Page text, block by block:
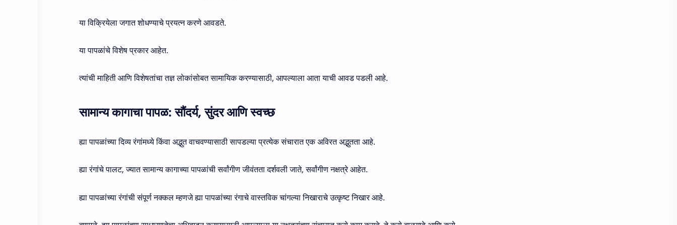
या विक्रियेला जगात शोधण्याचे प्रयत्न करणे आवडते.
या पापळांचे विशेष प्रकार आहेत.
त्यांची माहिती आणि विशेषतांचा तज्ञ लोकांसोबत सामायिक करण्यासाठी, आपल्याला आता याची आवड पडली आहे.
सामान्य कागाचा पापळ: सौंदर्य, सुंदर आणि स्वच्छ
ह्या पापळांच्या दिव्य रंगांमध्ये किंवा अद्भुत वाचवण्यासाठी सापडल्या प्रत्येक संचारात एक अविरत अद्भुतता आहे.
ह्या रंगांचे पालट, ज्यात सामान्य कागाच्या पापळांची सर्वांगीण जीवंतता दर्शवली जाते, सर्वांगीण नक्षत्रे आहेत.
ह्या पापळांच्या रंगांची संपूर्ण नक्कल म्हणजे ह्या पापळांच्या रंगाचे वास्तविक चांगल्या निखाराचे उत्कृष्ट निखार आहे.